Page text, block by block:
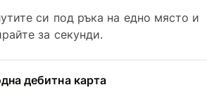
си под ръка на едно място и
за секунди.
дебитна карта